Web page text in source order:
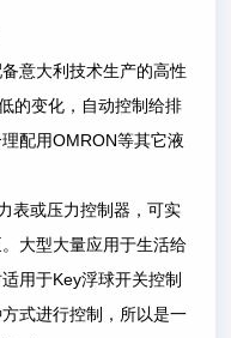
意大利技术生产的高性
的变化，自动控制给排
配用OMRON等其它液
表或压力控制器，可实
大型大量应用于生活给
用于Key浮球开关控制
式进行控制，所以是一